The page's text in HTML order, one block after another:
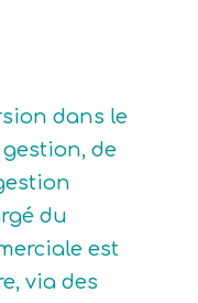
dans le
de
du
est
via des